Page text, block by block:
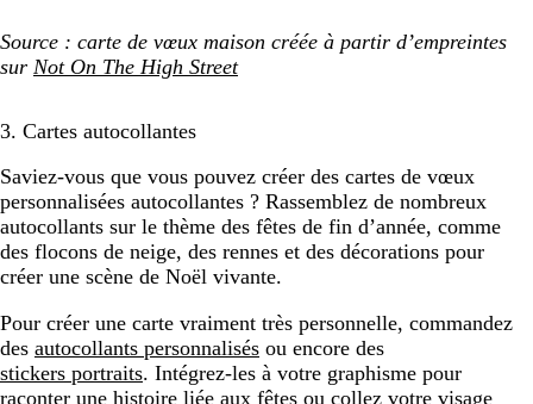
Source : carte de vœux maison créée à partir d’empreintes
sur Not On The High Street
3. Cartes autocollantes
Saviez-vous que vous pouvez créer des cartes de vœux
personnalisées autocollantes ? Rassemblez de nombreux
autocollants sur le thème des fêtes de fin d’année, comme
des flocons de neige, des rennes et des décorations pour
créer une scène de Noël vivante.
Pour créer une carte vraiment très personnelle, commandez
des autocollants personnalisés ou encore des
stickers portraits. Intégrez-les à votre graphisme pour
raconter une histoire liée aux fêtes ou collez votre visage